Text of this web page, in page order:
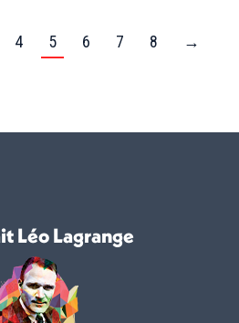
4 5 6 7 8 →
Léo Lagrange